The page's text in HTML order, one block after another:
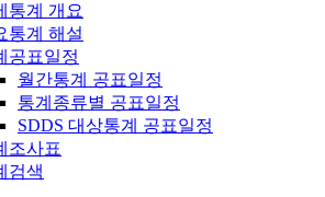
통계 개요
통계 해설
공표일정
월간통계 공표일정
통계종류별 공표일정
SDDS 대상통계 공표일정
조사표
검색